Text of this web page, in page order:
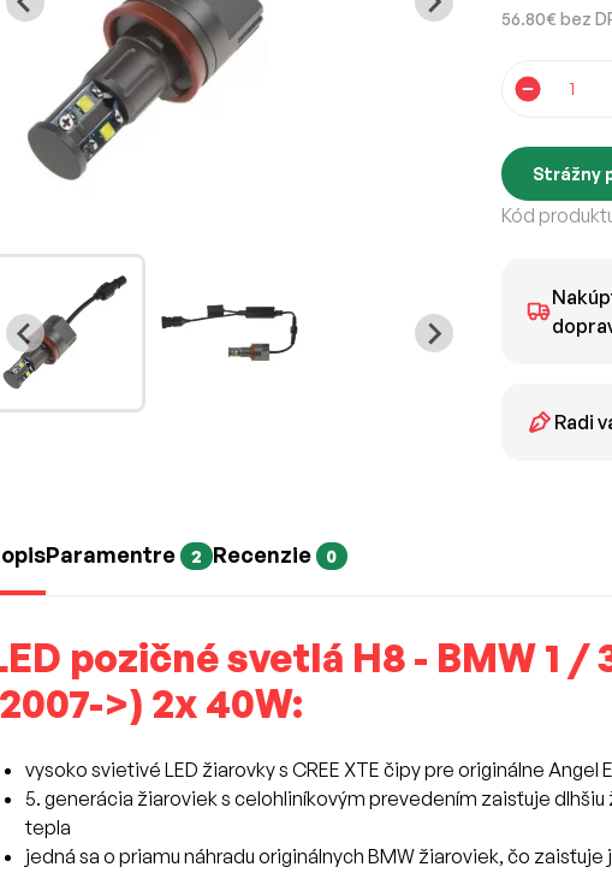
56.80€ bez
Strážny
Kód
Radi
Paramentre 2 Recenzie 0
pozičné svetlá H8 - BMW 1
>) 2x 40W:
vysoko svietivé LED žiarovky s CREE XTE čipy pre originálne Angel
5. generácia žiaroviek s celohliníkovým prevedením zaisťuje
tepla
jedná sa o priamu náhradu originálnych BMW žiaroviek, čo